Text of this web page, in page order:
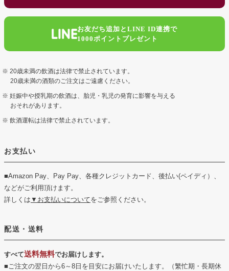
お友だち追加とLINE ID連携で
1000ポイントプレゼント
20歳未満の飲酒は法律で禁止されています。
20歳未満の酒類のご注文はご遠慮ください。
妊娠中や授乳期の飲酒は、胎児・乳児の発育に影響を与える
おそれがあります。
飲酒運転は法律で禁止されています。
お支払い
■Amazon Pay、Pay Pay、各種クレジットカード、後払い(ペイディ）、
などがご利用頂けます。
詳しくは ▼お支払いについてをご参照ください。
配送・送料
すべて送料無料でお届けします。
■ご注文の翌日から6～8日を目安にお届けいたします。（繁忙期・長期休